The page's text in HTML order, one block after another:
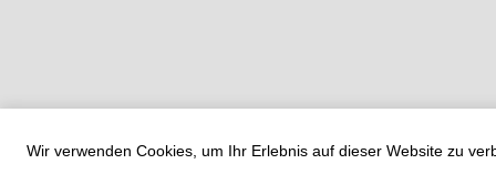
Wir verwenden Cookies, um Ihr Erlebnis auf dieser Website zu